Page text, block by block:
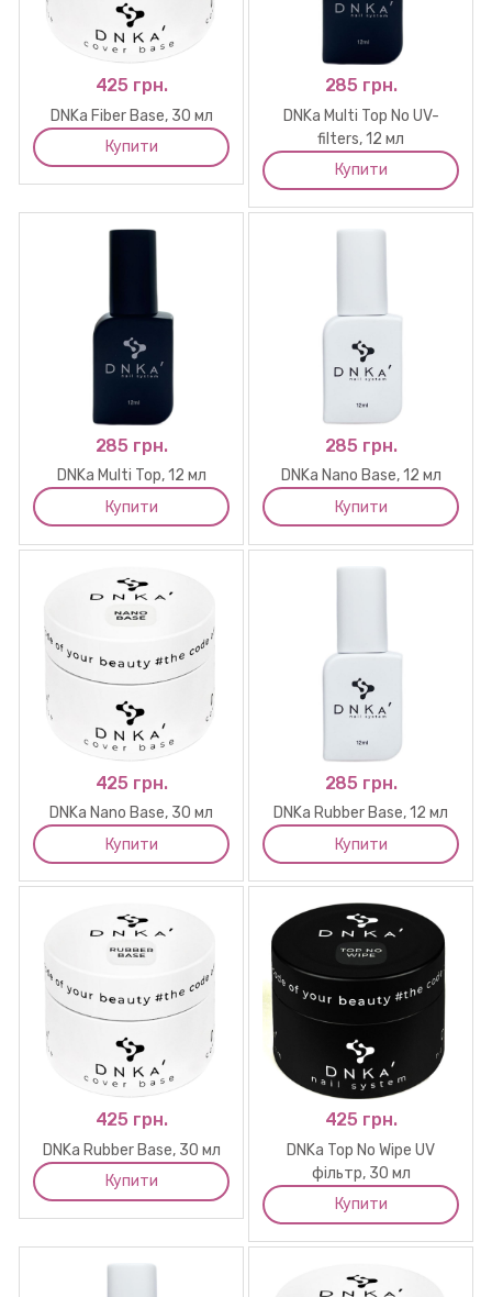
425 грн.
DNKa Fiber Base, 30 мл
Купити
285 грн.
DNKa Multi Top No UV-
filters, 12 мл
Купити
285 грн.
DNKa Multi Top, 12 мл
Купити
285 грн.
DNKa Nano Base, 12 мл
Купити
425 грн.
DNKa Nano Base, 30 мл
Купити
285 грн.
DNKa Rubber Base, 12 мл
Купити
425 грн.
DNKa Rubber Base, 30 мл
Купити
425 грн.
DNKa Top No Wipe UV
фільтр, 30 мл
Купити